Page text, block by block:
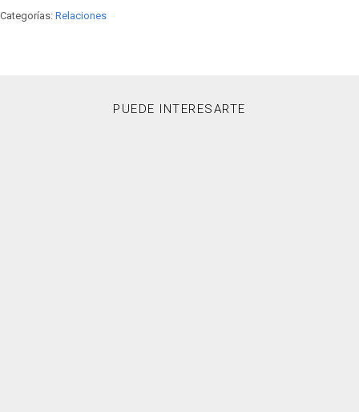
Categorías: Relaciones
PUEDE INTERESARTE